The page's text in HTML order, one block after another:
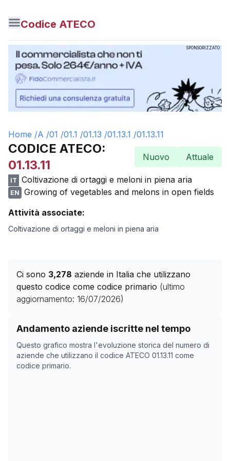
Codice ATECO
SPONSORIZZATO
Home /A /01 /01.1 /01.13 /01.13.1 /01.13.11
CODICE ATECO:
01.13.11
Nuovo Attuale
IT Coltivazione di ortaggi e meloni in piena aria
EN
Growing of vegetables and melons in open fields
Attività associate:
Coltivazione di ortaggi e meloni in piena aria
Ci sono 3,278 aziende in Italia che utilizzano
questo codice come codice primario (ultimo
aggiornamento: 16/07/2026)
Andamento aziende iscritte nel tempo
Questo grafico mostra l'evoluzione storica del numero di
aziende che utilizzano il codice ATECO 01.13.11 come
codice primario.
Storico numero di aziende con codice ATECO
Data rilevazione
10/05/2025
0
25/06/2025